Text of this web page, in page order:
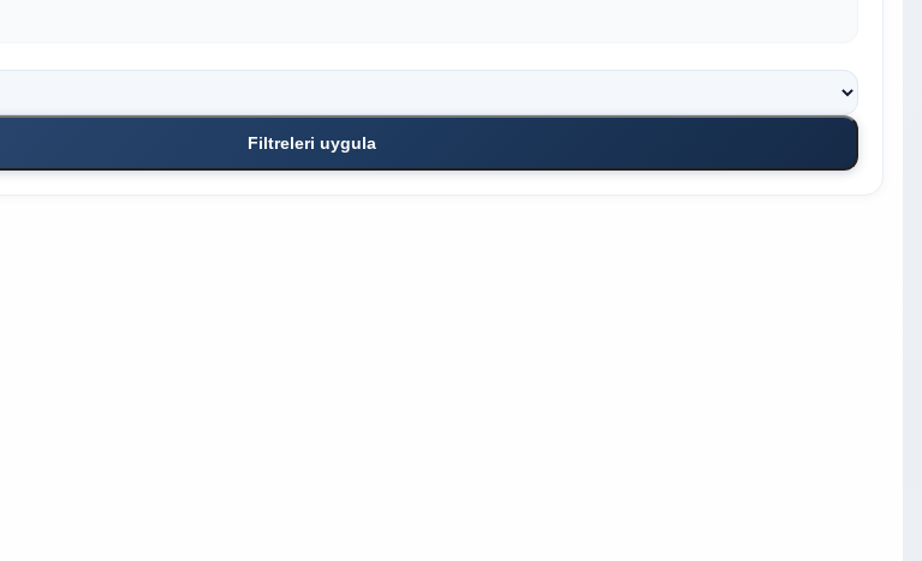
Filtreleri uygula